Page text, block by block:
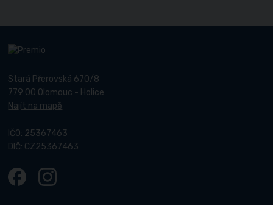
Stará Přerovská 670/8
779 00 Olomouc - Holice
Najít na mapě
IČO: 25367463
DIČ: CZ25367463